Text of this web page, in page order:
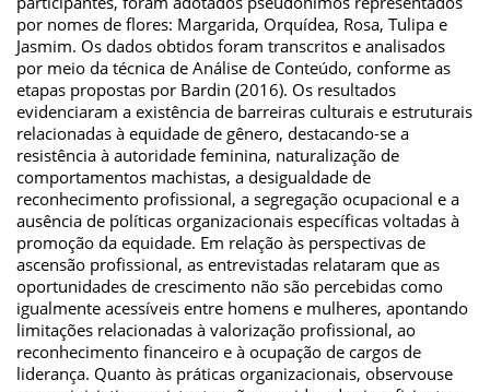
por nomes de flores: Margarida, Orquídea, Rosa, Tulipa e
Jasmim. Os dados obtidos foram transcritos e analisados
por meio da técnica de Análise de Conteúdo, conforme as
etapas propostas por Bardin (2016). Os resultados
evidenciaram a existência de barreiras culturais e estruturais
relacionadas à equidade de gênero, destacando-se a
resistência à autoridade feminina, naturalização de
comportamentos machistas, a desigualdade de
reconhecimento profissional, a segregação ocupacional e a
ausência de políticas organizacionais específicas voltadas à
promoção da equidade. Em relação às perspectivas de
ascensão profissional, as entrevistadas relataram que as
oportunidades de crescimento não são percebidas como
igualmente acessíveis entre homens e mulheres, apontando
limitações relacionadas à valorização profissional, ao
reconhecimento financeiro e à ocupação de cargos de
liderança. Quanto às práticas organizacionais, observouse